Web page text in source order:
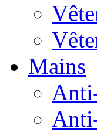
Mains